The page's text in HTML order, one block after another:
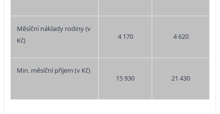
Měsíční náklady rodiny (v
Kč)
4 170 4 620
Min. měsíční příjem (v Kč)
15 930
21 430